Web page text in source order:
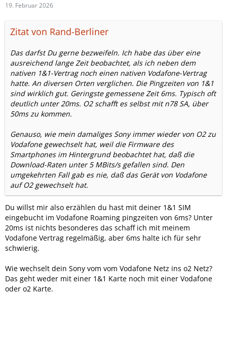
19. Februar 2026
Zitat von Rand-Berliner
Das darfst Du gerne bezweifeln. Ich habe das über eine
ausreichend lange Zeit beobachtet, als ich neben dem
nativen 1&1-Vertrag noch einen nativen Vodafone-Vertrag
hatte. An diversen Orten verglichen. Die Pingzeiten von 1&1
sind wirklich gut. Geringste gemessene Zeit 6ms. Typisch oft
deutlich unter 20ms. O2 schafft es selbst mit n78 SA, über
50ms zu kommen.
Genauso, wie mein damaliges Sony immer wieder von O2 zu
Vodafone gewechselt hat, weil die Firmware des
Smartphones im Hintergrund beobachtet hat, daß die
Download-Raten unter 5 MBits/s gefallen sind. Den
umgekehrten Fall gab es nie, daß das Gerät von Vodafone
auf O2 gewechselt hat.
Du willst mir also erzählen du hast mit deiner 1&1 SIM
eingebucht im Vodafone Roaming pingzeiten von 6ms? Unter
20ms ist nichts besonderes das schaff ich mit meinem
Vodafone Vertrag regelmäßig, aber 6ms halte ich für sehr
schwierig.
Wie wechselt dein Sony vom vom Vodafone Netz ins o2 Netz?
Das geht weder mit einer 1&1 Karte noch mit einer Vodafone
oder o2 Karte.